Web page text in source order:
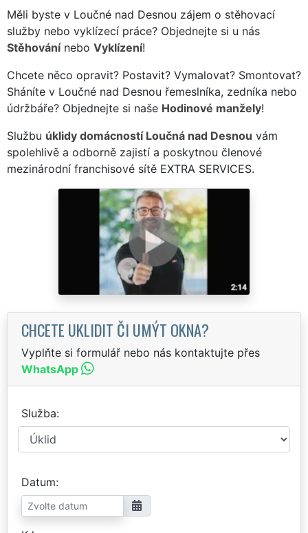
Měli byste v Loučné nad Desnou zájem o stěhovací
služby nebo vyklízecí práce? Objednejte si u nás
Stěhovánínebo Vyklízení!
Chcete něco opravit? Postavit? Vymalovat? Smontovat?
Sháníte v Loučné nad Desnou řemeslníka, zedníka nebo
údržbáře? Objednejte si naše Hodinové manžely!
Službu úklidy domácností Loučná nad Desnou vám
spolehlivě a odborně zajistí a poskytnou členové
mezinárodní franchisové sítě EXTRA SERVICES.
CHCETE UKLIDIT ČI UMÝT OKNA?
Vyplňte si formulář nebo nás kontaktujte přes
WhatsApp
Služba
Datum